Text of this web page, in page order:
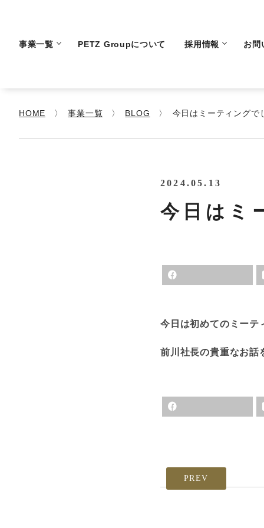
事業一覧 PETZ Groupについて 採用情報 お問
HOME 事業一覧 BLOG 今日はミーティングで
2024.05.13
今日はミ
今日は初めてのミーテ
前川社長の貴重なお話
PREV